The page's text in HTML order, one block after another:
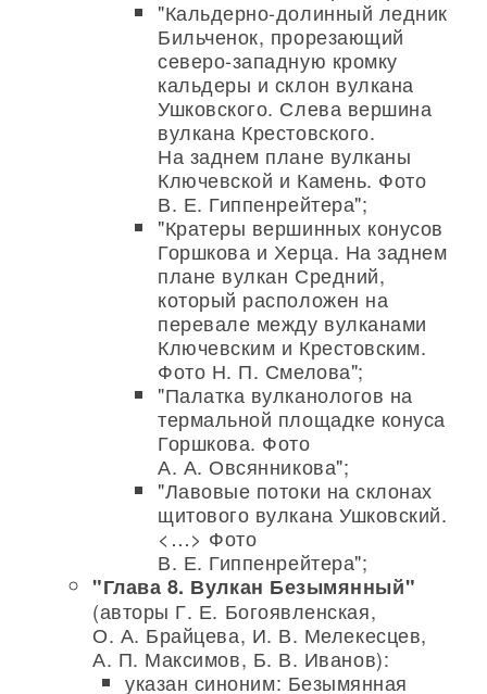
"Кальдерно-долинный ледник
Бильченок, прорезающий
северо-западную кромку
кальдеры и склон вулкана
Ушковского. Слева вершина
вулкана Крестовского.
На заднем плане вулканы
Ключевской и Камень. Фото
В. Е. Гиппенрейтера";
"Кратеры вершинных конусов
Горшкова и Херца. На заднем
плане вулкан Средний,
который расположен на
перевале между вулканами
Ключевским и Крестовским.
Фото Н. П. Смелова";
"Палатка вулканологов на
термальной площадке конуса
Горшкова. Фото
А. А. Овсянникова";
"Лавовые потоки на склонах
щитового вулкана Ушковский.
<…> Фото
В. Е. Гиппенрейтера";
"Глава 8. Вулкан Безымянный"
(авторы Г. Е. Богоявленская,
О. А. Брайцева, И. В. Мелекесцев,
А. П. Максимов, Б. В. Иванов):
указан синоним: Безымянная